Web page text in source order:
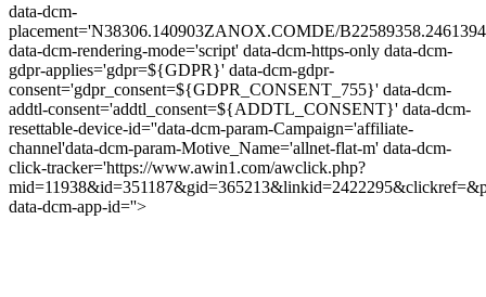
data-dcm-
placement='N38306.140903ZANOX.COMDE/
data-dcm-rendering-mode='script' data-dcm-https-only data-dcm-
gdpr-applies='gdpr=${GDPR}' data-dcm-gdpr-
consent='gdpr_consent=${GDPR_CONSENT_755}' data-dcm-
addtl-consent='addtl_consent=${ADDTL_CONSENT}' data-dcm-
resettable-device-id=''data-dcm-param-Campaign='affiliate-
channel'data-dcm-param-Motive_Name='allnet-flat-m' data-dcm-
click-tracker='https://www.awin1.com/awclick.php?
data-dcm-app-id=''>